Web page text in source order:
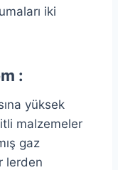
iki
:
yüksek
malzemeler
gaz
lerden